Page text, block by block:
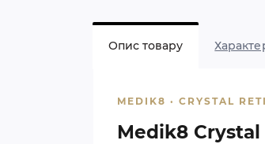
Опис товару
MEDIK8 · CRYSTAL
Medik8